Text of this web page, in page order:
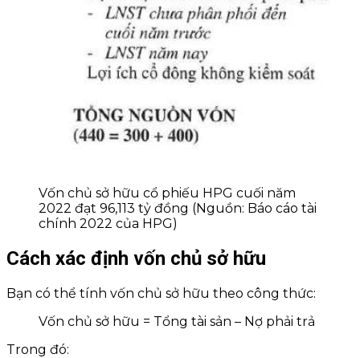
Vốn chủ sở hữu cổ phiếu HPG cuối năm
2022 đạt 96,113 tỷ đồng (Nguồn: Báo cáo tài
chính 2022 của HPG)
Cách xác định vốn chủ sở hữu
Bạn có thể tính vốn chủ sở hữu theo công thức:
Vốn chủ sở hữu = Tổng tài sản – Nợ phải trả
Trong đó: